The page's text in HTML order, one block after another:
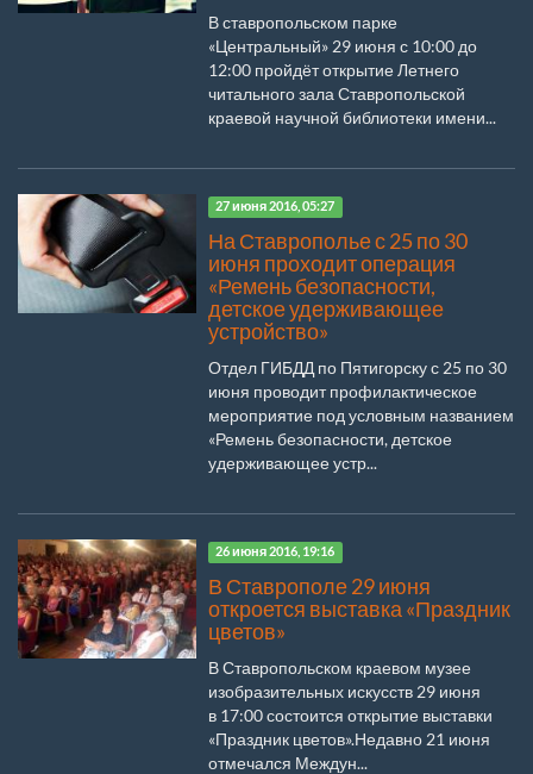
В ставропольском парке
«Центральный» 29 июня с 10:00 до
12:00 пройдёт открытие Летнего
читального зала Ставропольской
краевой научной библиотеки имени...
27 июня 2016, 05:27
На Ставрополье с 25 по 30
июня проходит операция
«Ремень безопасности,
детское удерживающее
устройство»
Отдел ГИБДД по Пятигорску с 25 по 30
июня проводит профилактическое
мероприятие под условным названием
«Ремень безопасности, детское
удерживающее устр...
26 июня 2016, 19:16
В Ставрополе 29 июня
откроется выставка «Праздник
цветов»
В Ставропольском краевом музее
изобразительных искусств 29 июня
в 17:00 состоится открытие выставки
«Праздник цветов».Недавно 21 июня
отмечался Междун...